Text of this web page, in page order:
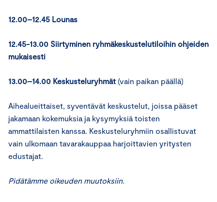
12.00–12.45 Lounas
12.45-13.00 Siirtyminen ryhmäkeskustelutiloihin ohjeiden
mukaisesti
13.00–14.00 Keskusteluryhmät (vain paikan päällä)
Aihealueittaiset, syventävät keskustelut, joissa pääset
jakamaan kokemuksia ja kysymyksiä toisten
ammattilaisten kanssa. Keskusteluryhmiin osallistuvat
vain ulkomaan tavarakauppaa harjoittavien yritysten
edustajat.
Pidätämme oikeuden muutoksiin.